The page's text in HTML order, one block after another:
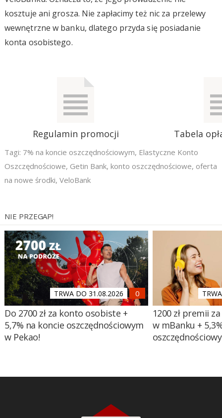
kosztuje ani grosza. Nie zapłacimy też nic za przelewy
wewnętrzne w banku, dlatego przyda się posiadanie
konta osobistego.
Regulamin promocji Tabela
Tagi: 7% na koncie oszczędnościowym, Elastyczne Konto
Oszczędnościowe, Getin Bank, konto oszczędnościowe, oferta
na nowe środki, VeloBank
NIE PRZEGAP!
TRWA DO 31.08.2026
Do 2700 zł za konto osobiste +
5,7% na koncie oszczędnościowym
w Pekao!
1200 zł premii
w mBanku +